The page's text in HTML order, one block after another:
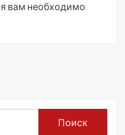
вам необходимо
Поиск